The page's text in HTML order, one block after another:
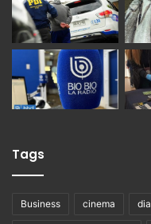
Tags
Business cinema